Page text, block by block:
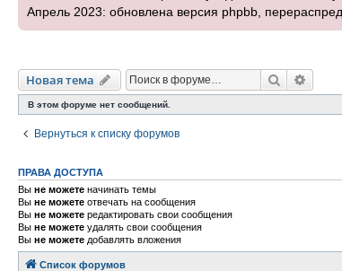
Апрель 2023: обновлена версия phpbb,
Новая тема Поиск
В этом форуме нет сообщений.
Вернуться к списку форумов
ПРАВА ДОСТУПА
Вы не можете начинать темы
Вы не можете отвечать на сообщения
Вы не можете редактировать свои сообщения
Вы не можете удалять свои сообщения
Вы не можете добавлять вложения
Список форумов